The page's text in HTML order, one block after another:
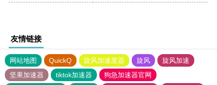
友情链接
网站地图 QuickQ 旋风加速度器 旋风
旋风加速
坚果加速器
tiktok加速器
狗急加速器官网